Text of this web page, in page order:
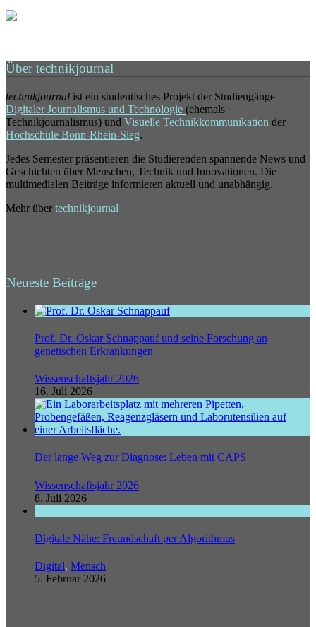
Über technikjournal
technikjournal ist ein studentisches Projekt der Studiengänge
Digitaler Journalismus und Technologie (ehemals
Technikjournalismus) und Visuelle Technikkommunikation der
Hochschule Bonn-Rhein-Sieg.
Jedes Semester präsentieren die Studierenden spannende News und
Geschichten über Menschen, Technik und Innovationen. Die
multimedialen Beiträge informieren aktuell und unabhängig.
Mehr über technikjournal
Neueste Beiträge
Prof. Dr. Oskar Schnappauf und seine Forschung an
genetischen Erkrankungen
Wissenschaftsjahr 2026
16. Juli 2026
Der lange Weg zur Diagnose: Leben mit CAPS
Wissenschaftsjahr 2026
8. Juli 2026
Digitale Nähe: Freundschaft per Algorithmus
Digital, Mensch
5. Februar 2026